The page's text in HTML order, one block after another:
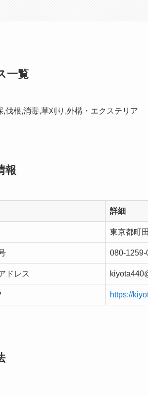
一覧
,伐根,消毒,草刈り,外構・エクステリア
報
詳細
東京都町
080-1259-
ドレス
https://